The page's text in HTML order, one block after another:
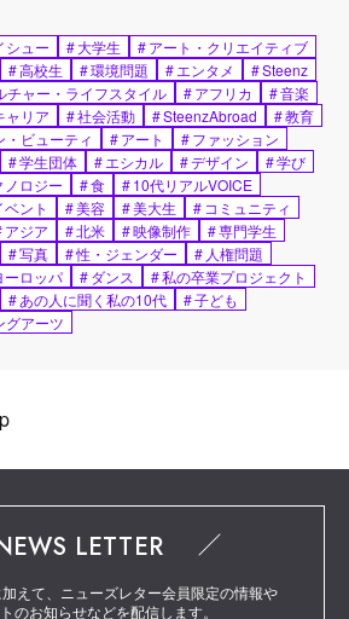
シュー #大学生 #アート・クリエイティブ
#高校生 #環境問題 #エンタメ #Steenz
チャー・ライフスタイル #アフリカ #音楽
ャリア #社会活動 #SteenzAbroad #教育
・ビューティ #アート #ファッション
#学生団体 #エシカル #デザイン #学び
ノロジー #食 #10代リアルVOICE
ベント #美容 #美大生 # コミュニティ
アジア #北米 #映像制作 #専門学生
#写真 #性・ジェンダー # 人権問題
ーロッパ #ダンス #私の卒業プロジェクト
#あの人に聞く私の10代 #子ども
グアーツ
LETTER
えて、ニューズレター会員限定の情報や
のお知らせなどを配信します。